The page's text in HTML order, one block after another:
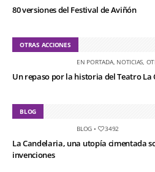
80 versiones del Festival de Aviñón
OTRAS ACCIONES
EN PORTADA, NOTICIAS
Un repaso por la historia del Teatro La
BLOG
BLOG • 3492
La Candelaria, una utopía cimentada
invenciones